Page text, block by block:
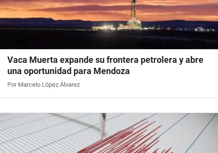
Vaca Muerta expande su frontera petrolera y abre
una oportunidad para Mendoza
Por Marcelo López Álvarez